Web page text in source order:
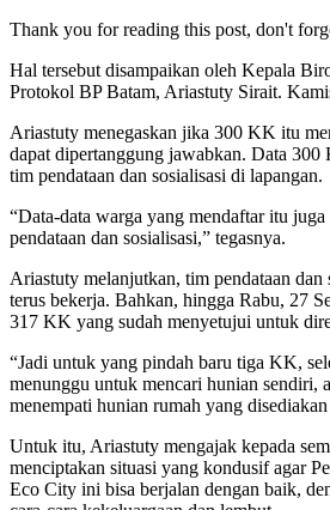
Thank you for reading this post, don't
Hal tersebut disampaikan oleh Kepala
Protokol BP Batam, Ariastuty Sirait.
Ariastuty menegaskan jika 300 KK itu
dapat dipertanggung jawabkan. Data
tim pendataan dan sosialisasi di lapangan.
“Data-data warga yang mendaftar itu
pendataan dan sosialisasi,” tegasnya.
Ariastuty melanjutkan, tim pendataan dan
terus bekerja. Bahkan, hingga Rabu, 27
317 KK yang sudah menyetujui untuk
“Jadi untuk yang pindah baru tiga KK,
menunggu untuk mencari hunian sendiri,
menempati hunian rumah yang
Untuk itu, Ariastuty mengajak kepada
menciptakan situasi yang kondusif agar
Eco City ini bisa berjalan dengan baik,